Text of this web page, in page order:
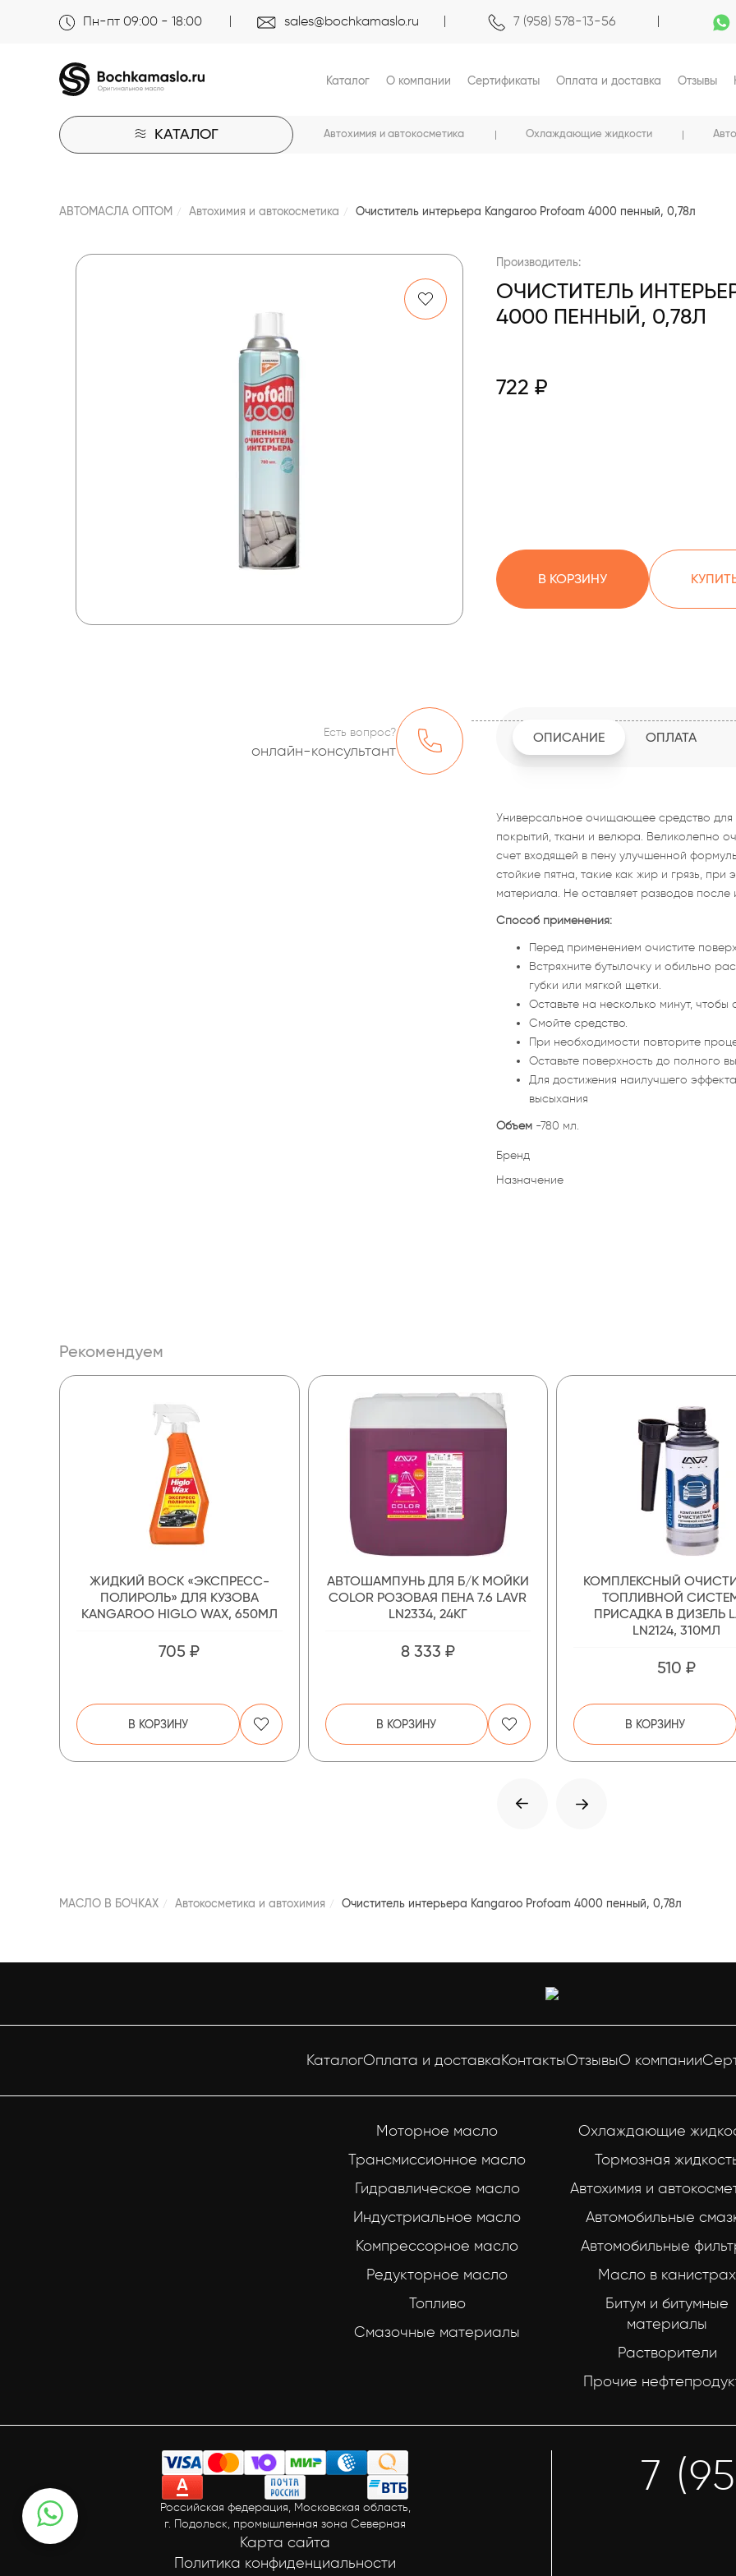
Пн-пт 09:00 - 18:00 sales@bochkamaslo.ru 7 (958) 578-13-56
Каталог О компании Сертификаты Оплата и доставка Отзывы
КАТАЛОГ Автохимия и автокосметика Охлаждающие жидкости
АВТОМАСЛА ОПТОМ Автохимия и автокосметика Очиститель интерьера Kangaroo Profoam 4000 пенный, 0,78л
Производитель:
ОЧИСТИТЕЛЬ
4000 ПЕННЫЙ, 0,78Л
722 ₽
В КОРЗИНУ
Есть вопрос?
онлайн-консультант
ОПИСАНИЕ ОПЛАТА
Универсальное очищающее средство для
покрытий, ткани и велюра. Великолепно
счет входящей в пену улучшенной
стойкие пятна, такие как жир и грязь, при
материала. Не оставляет разводов после
Способ применения:
Перед применением очистите
Встряхните бутылочку и обильно
губки или мягкой щетки.
Оставьте на несколько минут, чтобы
Смойте средство.
При необходимости повторите
Оставьте поверхность до полного
Для достижения наилучшего
высыхания
Объем-780 мл.
Бренд
Назначение
Рекомендуем
ЖИДКИЙ ВОСК «ЭКСПРЕСС-
ПОЛИРОЛЬ» ДЛЯ КУЗОВА
KANGAROO HIGLO WAX, 650МЛ
705 ₽
В КОРЗИНУ
АВТОШАМПУНЬ ДЛЯ Б/К МОЙКИ
COLOR РОЗОВАЯ ПЕНА 7.6 LAVR
LN2334, 24КГ
8 333 ₽
В КОРЗИНУ
КОМПЛЕКСНЫЙ
ТОПЛИВНОЙ
ПРИСАДКА В ДИЗЕЛЬ
LN2124, 310МЛ
510 ₽
В КОРЗИНУ
МАСЛО В БОЧКАХ Автокосметика и автохимия Очиститель интерьера Kangaroo Profoam 4000 пенный, 0,78л
КаталогОплата и доставкаКонтактыОтзывыО компании
Моторное масло
Трансмиссионное масло
Гидравлическое масло
Индустриальное масло
Компрессорное масло
Редукторное масло
Топливо
Смазочные материалы
Охлаждающие
Тормозная
Автохимия и
Автомобильные
Автомобильные
Масло в канистрах
Битум и битумные
материалы
Растворители
Прочие
Российская федерация, Московская область,
г. Подольск, промышленная зона Северная
Политика конфиденциальности
Карта сайта
7